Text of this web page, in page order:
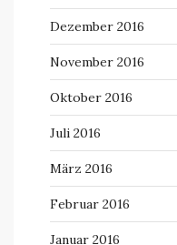
Dezember 2016
November 2016
Oktober 2016
Juli 2016
März 2016
Februar 2016
Januar 2016